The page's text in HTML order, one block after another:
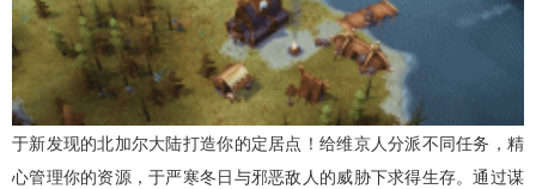
于新发现的北加尔大陆打造你的定居点！给维京人分派不同任务，精
心管理你的资源，于严寒冬日与邪恶敌人的威胁下求得生存。通过谋